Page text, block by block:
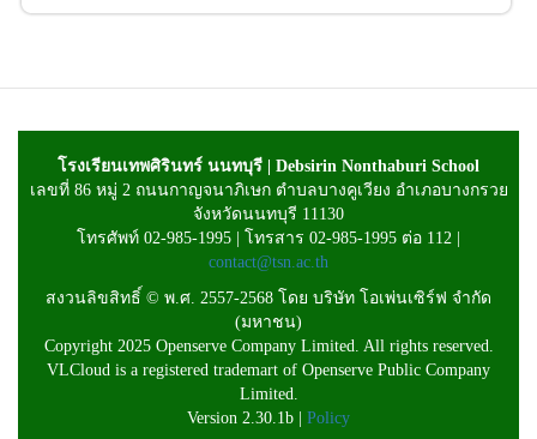
โรงเรียนเทพศิรินทร์ นนทบุรี | Debsirin Nonthaburi School
เลขที่ 86 หมู่ 2 ถนนกาญจนาภิเษก ตำบลบางคูเวียง อำเภอบางกรวย
จังหวัดนนทบุรี 11130
โทรศัพท์ 02-985-1995 | โทรสาร 02-985-1995 ต่อ 112 |
contact@tsn.ac.th
สงวนลิขสิทธิ์ © พ.ศ. 2557-2568 โดย บริษัท โอเพ่นเซิร์ฟ จำกัด
(มหาชน)
Copyright 2025 Openserve Company Limited. All rights reserved.
VLCloud is a registered trademart of Openserve Public Company
Limited.
Version 2.30.1b | Policy